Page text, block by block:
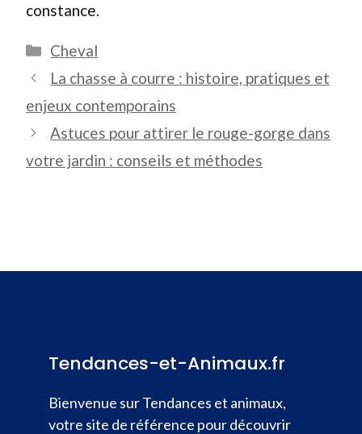
constance.
Catégories
Cheval
La chasse à courre : histoire, pratiques et
enjeux contemporains
Astuces pour attirer le rouge-gorge dans
votre jardin : conseils et méthodes
Tendances-et-Animaux.fr
Bienvenue sur Tendances et animaux,
votre site de référence pour découvrir